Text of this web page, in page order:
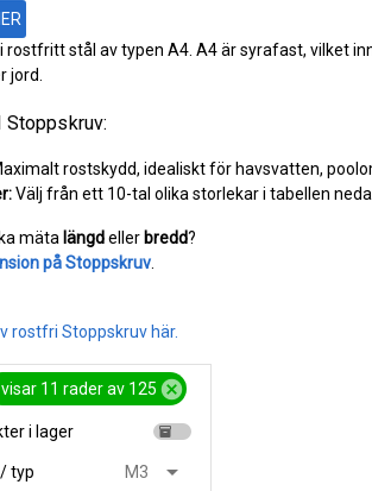
rostfritt stål av typen A4. A4 är syrafast, vilket
jord.
Stoppskruv:
rostskydd, idealiskt för havsvatten,
Välj från ett 10-tal olika storlekar i tabellen
mäta längdeller bredd?
på Stoppskruv
rostfri Stoppskruv här.
visar 11 rader av 125 cancel
i lager inventory
typ M3 arrow_drop_down